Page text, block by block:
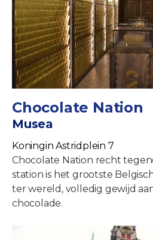
Chocolate Nation
Musea
Koningin Astridplein 7
Chocolate Nation recht
station is het grootste
ter wereld, volledig gewijd
chocolade.